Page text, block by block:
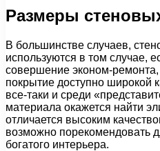
Размеры
В большинстве случаев,
используются в том случае,
совершение эконом-ремонта,
покрытие доступно широкой
все-таки и среди
материала окажется найти
отличается высоким
возможно порекомендовать
богатого интерьера.